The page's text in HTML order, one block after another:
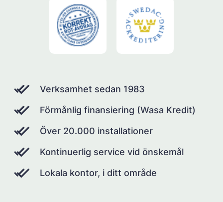
Verksamhet sedan 1983
Förmånlig finansiering (Wasa Kredit)
Över 20.000 installationer
Kontinuerlig service vid önskemål
Lokala kontor, i ditt område